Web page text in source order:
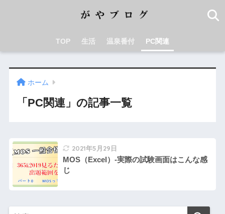
TOP 生活 温泉番付 PC関連
ホーム
「PC関連」の記事一覧
2021年5月29日
MOS（Excel）-実際の試験画面はこんな感
じ